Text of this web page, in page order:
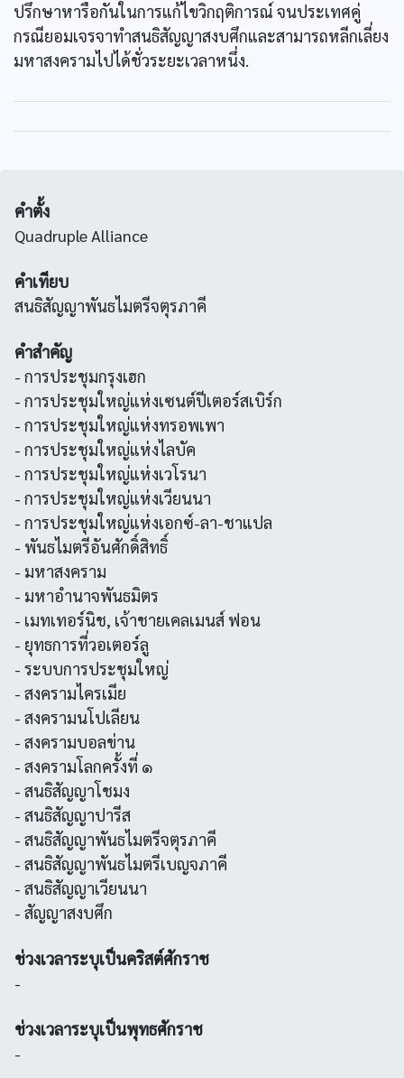
ปรึกษาหารือกันในการแก้ไขวิกฤติการณ์ จนประเทศคู่
กรณียอมเจรจาทำสนธิสัญญาสงบศึกและสามารถหลีกเลี่ยง
มหาสงครามไปได้ชั่วระยะเวลาหนึ่ง.
คำตั้ง
Quadruple Alliance
คำเทียบ
สนธิสัญญาพันธไมตรีจตุรภาคี
คำสำคัญ
- การประชุมกรุงเฮก
- การประชุมใหญ่แห่งเซนต์ปีเตอร์สเบิร์ก
- การประชุมใหญ่แห่งทรอพเพา
- การประชุมใหญ่แห่งไลบัค
- การประชุมใหญ่แห่งเวโรนา
- การประชุมใหญ่แห่งเวียนนา
- การประชุมใหญ่แห่งเอกซ์-ลา-ชาแปล
- พันธไมตรีอันศักดิ์สิทธิ์
- มหาสงคราม
- มหาอำนาจพันธมิตร
- เมทเทอร์นิช, เจ้าชายเคลเมนส์ ฟอน
- ยุทธการที่วอเตอร์ลู
- ระบบการประชุมใหญ่
- สงครามไครเมีย
- สงครามนโปเลียน
- สงครามบอลข่าน
- สงครามโลกครั้งที่ ๑
- สนธิสัญญาโชมง
- สนธิสัญญาปารีส
- สนธิสัญญาพันธไมตรีจตุรภาคี
- สนธิสัญญาพันธไมตรีเบญจภาคี
- สนธิสัญญาเวียนนา
- สัญญาสงบศึก
ช่วงเวลาระบุเป็นคริสต์ศักราช
-
ช่วงเวลาระบุเป็นพุทธศักราช
-